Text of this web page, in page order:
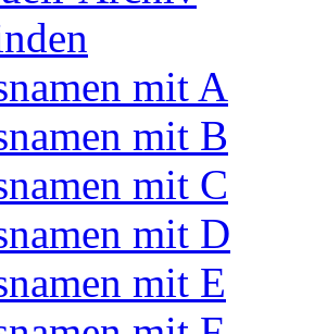
mit A
mit B
mit C
mit D
mit E